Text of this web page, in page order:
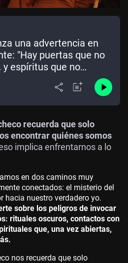
una advertencia en
"Hay puertas que no
espíritus que no
recuerda que solo
encontrar quiénes somos
implica enfrentarnos a lo
en dos caminos muy
conectados: el misterio del
hacia nuestro verdadero yo.
sobre los peligros de invocar
rituales oscuros, contactos con
que, una vez abiertas,
nos recuerda que solo